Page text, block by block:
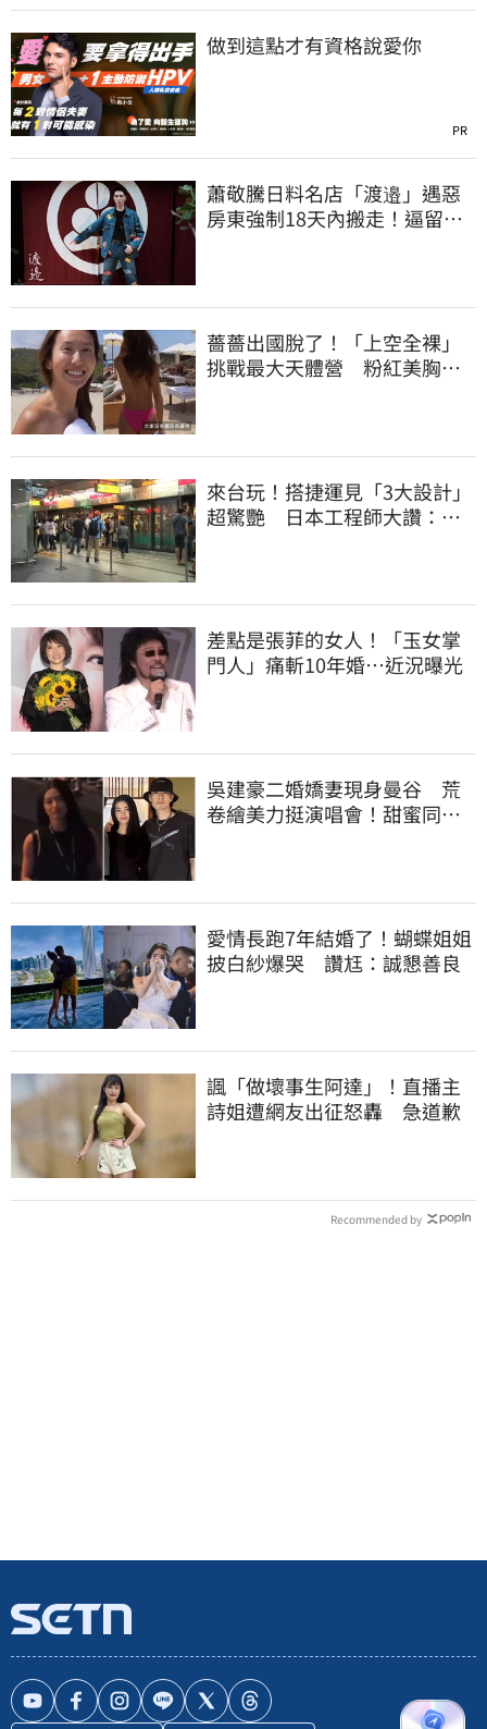
做到這點才有資格說愛你
PR
蕭敬騰日料名店「渡邉」遇惡
房東強制18天內搬走！逼留裝
薔薔出國脫了！「上空全裸」
挑戰最大天體營 粉紅美胸被
來台玩！搭捷運見「3大設計」
超驚艷 日本工程師大讚：台
差點是張菲的女人！「玉女掌
門人」痛斬10年婚…近況曝光
吳建豪二婚嬌妻現身曼谷 荒
卷繪美力挺演唱會！甜蜜同框
愛情長跑7年結婚了！蝴蝶姐姐
披白紗爆哭 讚尪：誠懇善良
諷「做壞事生阿達」！直播主
詩姐遭網友出征怒轟 急道歉
Recommended by